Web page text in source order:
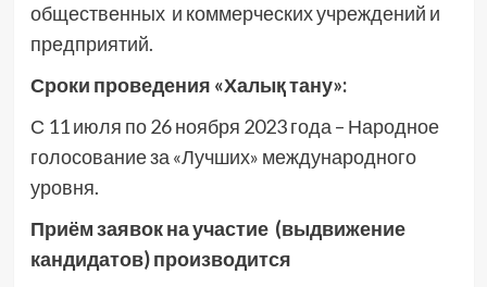
общественных и коммерческих учреждений и
предприятий.
Сроки проведения «Халық тану»:
С 11 июля по 26 ноября 2023 года – Народное
голосование за «Лучших» международного
уровня.
Приём заявок на участие (выдвижение
кандидатов) производится